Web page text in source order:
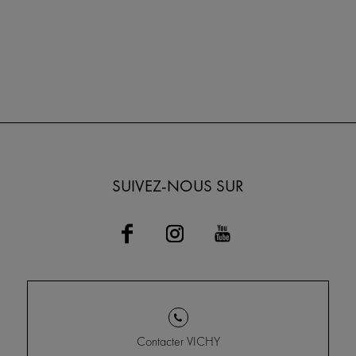
SUIVEZ-NOUS SUR
Contacter VICHY